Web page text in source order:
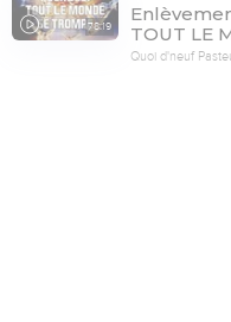
78:19
TOUT LE
Quoi d'neuf